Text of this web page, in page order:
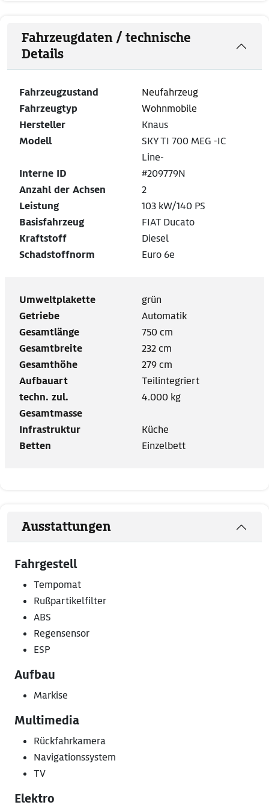
Fahrzeugdaten / technische
Details
Fahrzeugzustand
Neufahrzeug
Fahrzeugtyp
Wohnmobile
Hersteller
Knaus
Modell
SKY TI 700 MEG -IC
Line-
Interne ID
#209779N
Anzahl der Achsen
2
Leistung
103 kW/140 PS
Basisfahrzeug
FIAT Ducato
Kraftstoff
Diesel
Schadstoffnorm
Euro 6e
Umweltplakette
grün
Getriebe
Automatik
Gesamtlänge
750 cm
Gesamtbreite
232 cm
Gesamthöhe
279 cm
Aufbauart
Teilintegriert
techn. zul.
Gesamtmasse
4.000 kg
Infrastruktur
Küche
Betten
Einzelbett
Ausstattungen
Fahrgestell
Tempomat
Rußpartikelfilter
ABS
Regensensor
ESP
Aufbau
Markise
Multimedia
Rückfahrkamera
Navigationssystem
TV
Elektro